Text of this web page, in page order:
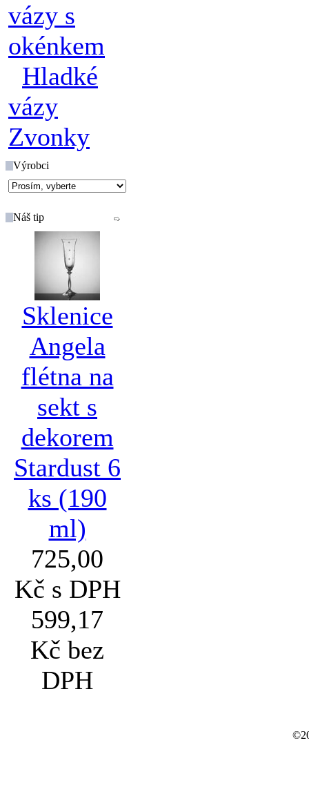
vázy s
okénkem
Hladké
vázy
Zvonky
Výrobci
Náš tip
Sklenice
Angela
flétna na
sekt s
dekorem
Stardust 6
ks (190
ml)
725,00
Kč s DPH
599,17
Kč bez
DPH